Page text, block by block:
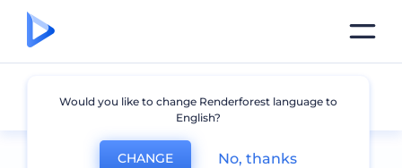
Architecture
Would you like to change Renderforest language to
English?
CHANGE No, thanks